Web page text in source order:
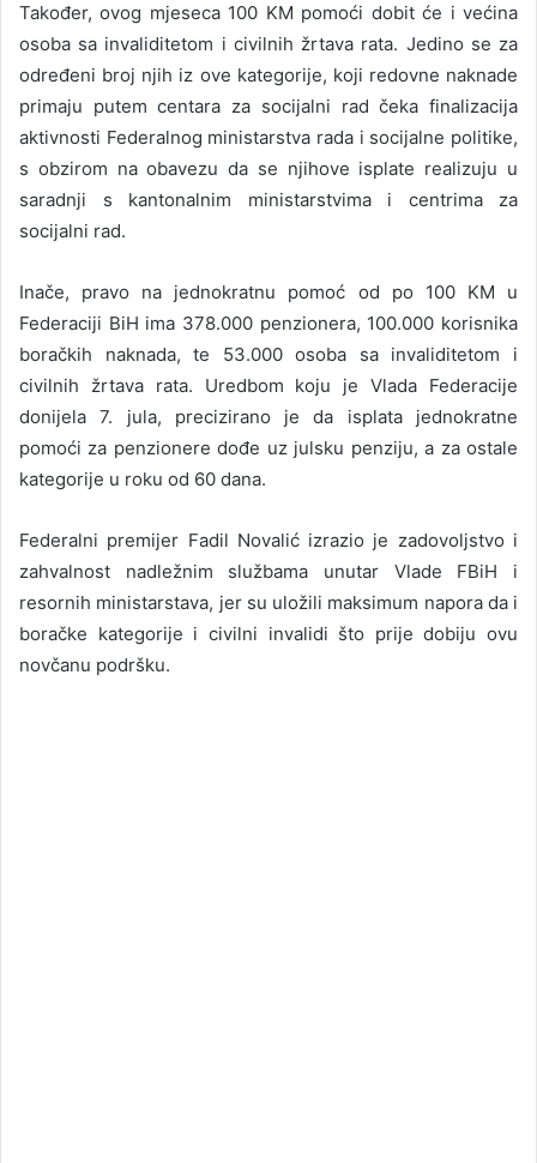
Također, ovog mjeseca 100 KM pomoći dobit će i većina
osoba sa invaliditetom i civilnih žrtava rata. Jedino se za
određeni broj njih iz ove kategorije, koji redovne naknade
primaju putem centara za socijalni rad čeka finalizacija
aktivnosti Federalnog ministarstva rada i socijalne politike,
s obzirom na obavezu da se njihove isplate realizuju u
saradnji s kantonalnim ministarstvima i centrima za
socijalni rad.
Inače, pravo na jednokratnu pomoć od po 100 KM u
Federaciji BiH ima 378.000 penzionera, 100.000 korisnika
boračkih naknada, te 53.000 osoba sa invaliditetom i
civilnih žrtava rata. Uredbom koju je Vlada Federacije
donijela 7. jula, precizirano je da isplata jednokratne
pomoći za penzionere dođe uz julsku penziju, a za ostale
kategorije u roku od 60 dana.
Federalni premijer Fadil Novalić izrazio je zadovoljstvo i
zahvalnost nadležnim službama unutar Vlade FBiH i
resornih ministarstava, jer su uložili maksimum napora da i
boračke kategorije i civilni invalidi što prije dobiju ovu
novčanu podršku.